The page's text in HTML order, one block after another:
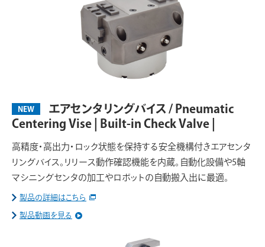
NEW
エアセンタリングバイス / Pneumatic
Centering Vise | Built-in Check Valve |
高精度・高出力・ロック状態を保持する安全機構付きエアセンタ
リングバイス。リリース動作確認機能を内蔵。自動化設備や5軸
マシニングセンタの加工やロボットの自動搬入出に最適。
製品の詳細はこちら
製品動画を見る